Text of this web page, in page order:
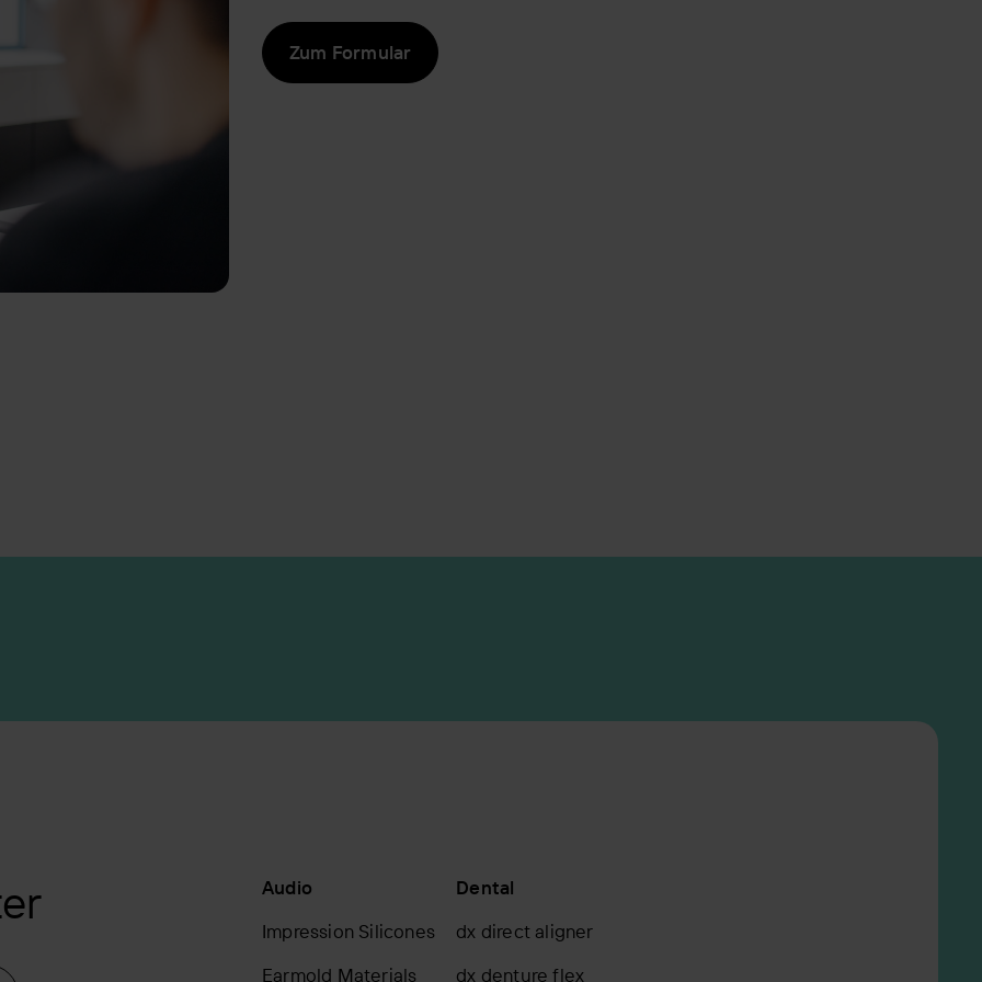
Zum Formular
Audio
Impression Silicones
Earmold Materials
Dental
dx direct aligner
dx denture flex